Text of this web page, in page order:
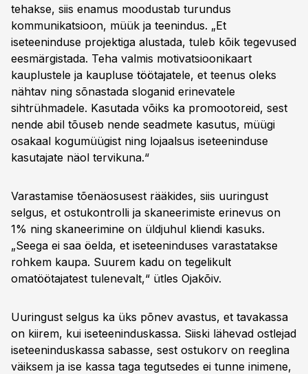
tehakse, siis enamus moodustab turundus
kommunikatsioon, müük ja teenindus. „Et
iseteeninduse projektiga alustada, tuleb kõik tegevused
eesmärgistada. Teha valmis motivatsioonikaart
kauplustele ja kaupluse töötajatele, et teenus oleks
nähtav ning sõnastada sloganid erinevatele
sihtrühmadele. Kasutada võiks ka promootoreid, sest
nende abil tõuseb nende seadmete kasutus, müügi
osakaal kogumüügist ning lojaalsus iseteeninduse
kasutajate näol tervikuna.“
Varastamise tõenäosusest rääkides, siis uuringust
selgus, et ostukontrolli ja skaneerimiste erinevus on
1% ning skaneerimine on üldjuhul kliendi kasuks.
„Seega ei saa öelda, et iseteeninduses varastatakse
rohkem kaupa. Suurem kadu on tegelikult
omatöötajatest tulenevalt,“ ütles Ojakõiv.
Uuringust selgus ka üks põnev avastus, et tavakassa
on kiirem, kui iseteeninduskassa. Siiski lähevad ostlejad
iseteeninduskassa sabasse, sest ostukorv on reeglina
väiksem ja ise kassa taga tegutsedes ei tunne inimene,